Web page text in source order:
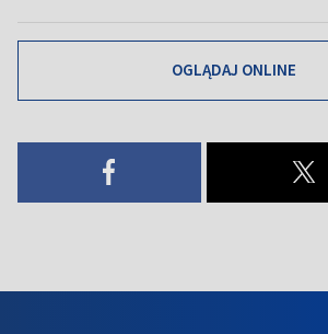
OGLĄDAJ ONLINE